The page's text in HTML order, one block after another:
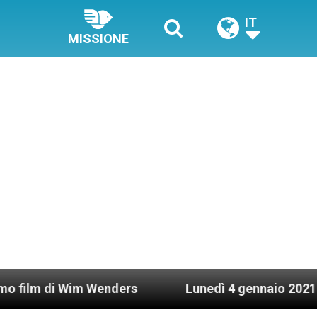
MISSIONE
IT
Wenders Lunedì 4 gennaio 2021: Possesso